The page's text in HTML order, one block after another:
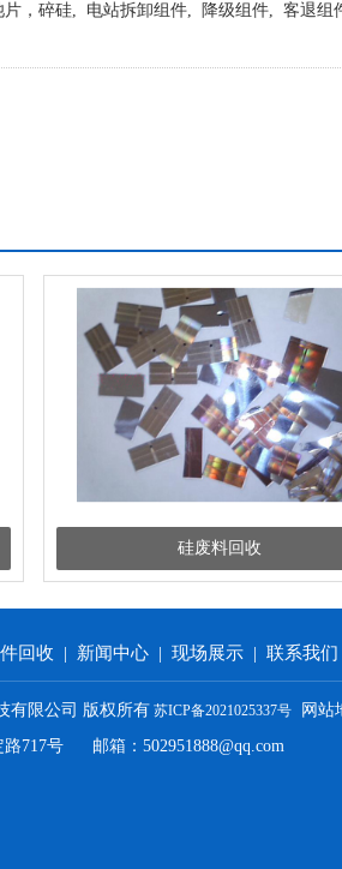
片，碎硅, 电站拆卸组件, 降级组件, 客退
硅废料回收
回收 | 新闻中心 | 现场展示 | 联系我们
有限公司 版权所有 苏ICP备2021025337号 网站
路717号 邮箱：502951888@qq.com